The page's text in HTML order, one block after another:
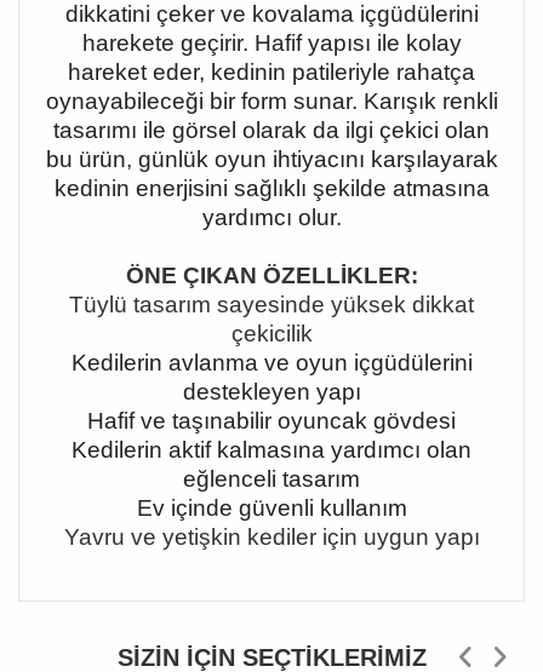
dikkatini çeker ve kovalama içgüdülerini
harekete geçirir. Hafif yapısı ile kolay
hareket eder, kedinin patileriyle rahatça
oynayabileceği bir form sunar. Karışık renkli
tasarımı ile görsel olarak da ilgi çekici olan
bu ürün, günlük oyun ihtiyacını karşılayarak
kedinin enerjisini sağlıklı şekilde atmasına
yardımcı olur.
ÖNE ÇIKAN ÖZELLİKLER:
Tüylü tasarım sayesinde yüksek dikkat
çekicilik
Kedilerin avlanma ve oyun içgüdülerini
destekleyen yapı
Hafif ve taşınabilir oyuncak gövdesi
Kedilerin aktif kalmasına yardımcı olan
eğlenceli tasarım
Ev içinde güvenli kullanım
Yavru ve yetişkin kediler için uygun yapı
SIZIN İÇIN SEÇTIKLERIMIZ